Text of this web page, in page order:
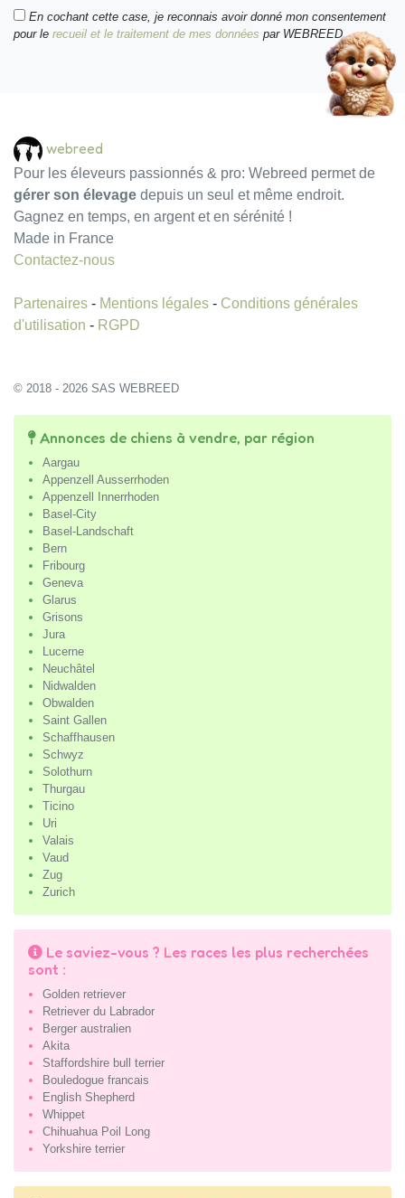
En cochant cette case, je reconnais avoir donné mon consentement
pour le recueil et le traitement de mes données par WEBREED.
webreed
Pour les éleveurs passionnés & pro: Webreed permet de
gérer son élevage depuis un seul et même endroit.
Gagnez en temps, en argent et en sérénité !
Made in France
Contactez-nous
Partenaires - Mentions légales - Conditions générales
d'utilisation - RGPD
© 2018 - 2026 SAS WEBREED
Annonces de chiens à vendre, par région
Aargau
Appenzell Ausserrhoden
Appenzell Innerrhoden
Basel-City
Basel-Landschaft
Bern
Fribourg
Geneva
Glarus
Grisons
Jura
Lucerne
Neuchâtel
Nidwalden
Obwalden
Saint Gallen
Schaffhausen
Schwyz
Solothurn
Thurgau
Ticino
Uri
Valais
Vaud
Zug
Zurich
Le saviez-vous ? Les races les plus recherchées
sont :
Golden retriever
Retriever du Labrador
Berger australien
Akita
Staffordshire bull terrier
Bouledogue francais
English Shepherd
Whippet
Chihuahua Poil Long
Yorkshire terrier